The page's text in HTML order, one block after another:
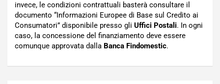
invece, le condizioni contrattuali basterà consultare il
documento “Informazioni Europee di Base sul Credito ai
Consumatori” disponibile presso gli Uffici Postali. In ogni
caso, la concessione del finanziamento deve essere
comunque approvata dalla Banca Findomestic.